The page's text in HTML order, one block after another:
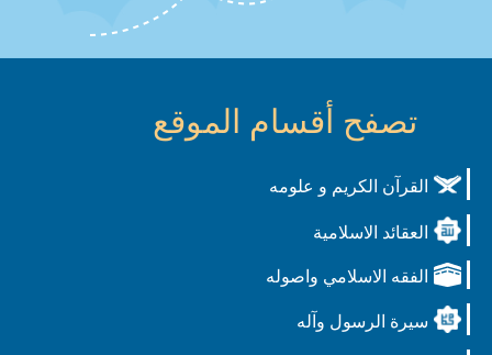
تصفح أقسام الموقع
القرآن الكريم و علومه
العقائد الاسلامية
الفقه الاسلامي واصوله
سيرة الرسول وآله